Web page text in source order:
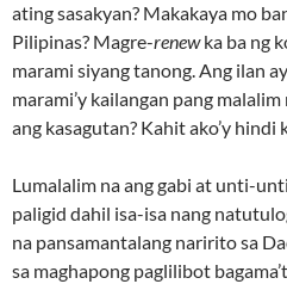
ating sasakyan? Makakaya mo
Pilipinas? Magre-renewka ba ng
marami siyang tanong. Ang ilan
marami’y kailangan pang
ang kasagutan? Kahit ako’y hindi
Lumalalim na ang gabi at unti-
paligid dahil isa-isa nang
na pansamantalang naririto sa
sa maghapong paglilibot